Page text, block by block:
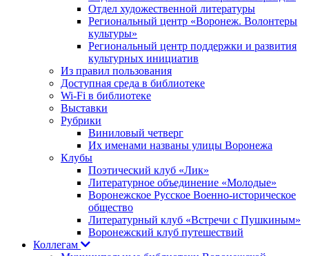
Отдел художественной литературы
Региональный центр «Воронеж. Волонтеры
культуры»
Региональный центр поддержки и развития
культурных инициатив
Из правил пользования
Доступная среда в библиотеке
Wi-Fi в библиотеке
Выставки
Рубрики
Виниловый четверг
Их именами названы улицы Воронежа
Клубы
Поэтический клуб «Лик»
Литературное объединение «Молодые»
Воронежское Русское Военно-историческое
общество
Литературный клуб «Встречи с Пушкиным»
Воронежский клуб путешествий
Коллегам